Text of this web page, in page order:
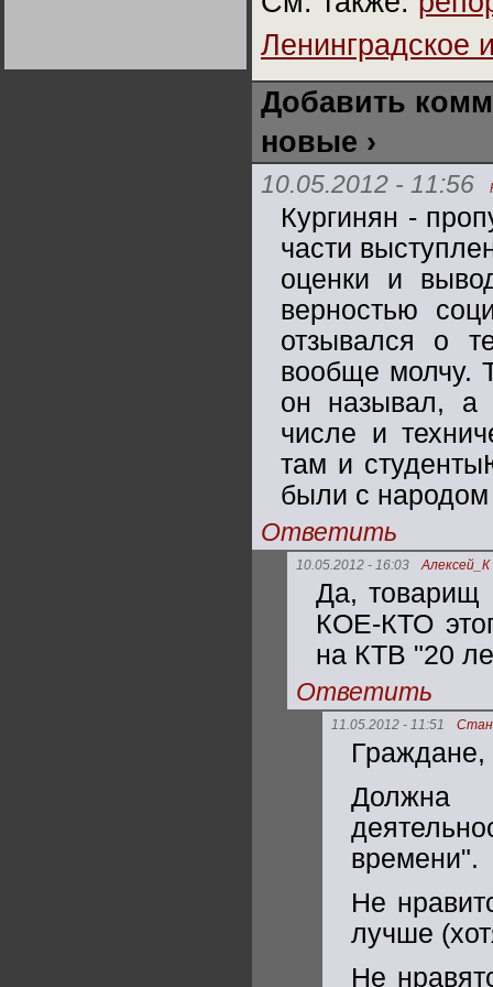
Ленинградское
Добавить
новые ›
10.05.2012 - 11:56
Кургинян -
части
оценки и
верностью
отзывался о
вообще молчу.
он называл, а
числе и
там и
были с народом
Ответить
10.05.2012 - 16:03 Алексей_К
Да, товарищ
КОЕ-КТО
на КТВ "20
Ответить
11.05.2012 - 11:51
Граждане,
Должна
времени".
Не
лучше
Не